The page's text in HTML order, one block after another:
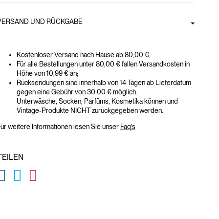
UND RÜCKGABE
Kostenloser Versand nach Hause ab 80,00 €;
Für alle Bestellungen unter 80,00 € fallen Versandkosten in
Höhe von 10,99 € an;
Rücksendungen sind innerhalb von 14 Tagen ab Lieferdatum
gegen eine Gebühr von 30,00 € möglich.
Unterwäsche, Socken, Parfüms, Kosmetika können und
Vintage-Produkte NICHT zurückgegeben werden.
weitere Informationen lesen Sie unser Faq's